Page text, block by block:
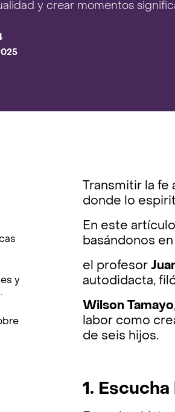
y crear momentos
y
Transmitir la
donde lo
En este
basándonos
el profesor
autodidacta,
Wilson Tamayo
labor como
de seis hijos.
1.